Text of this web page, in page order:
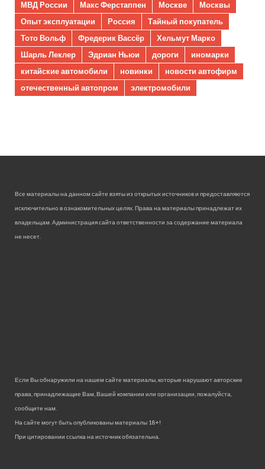
МВД России
Макс Ферстаппен Москве
Москвы
Опыт эксплуатации
Россия
Тайный покупатель
Тото Вольф
Фредерик Вассёр
Хельмут Марко
Шарль Леклер
Эдриан Ньюи дороги
иномарки
китайские автомобили
новинки
новости автофирм
отечественный автопром
электромобили
Все материалы на данном сайте взяты из открытых источников и предоставляются
исключительно в ознакомительных целях. Права на материалы принадлежат их
владельцам. Администрация сайта ответственности за содержание материала
не несет.
Если Вы обнаружили на нашем сайте материалы, которые нарушают авторские
права, принадлежащие Вам, Вашей компании или организации, пожалуйста,
сообщите нам.
На сайте могут быть опубликованы материалы 18+!
При цитировании ссылка на источник обязательна.